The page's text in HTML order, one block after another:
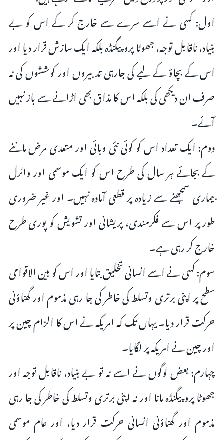
اول: کسی نے اسے سرے سے خارج کر کے اس کو بے
بنیاد، ناقابل توجہ، جھوٹا پروپیگنڈہ بلکہ ایک سازش قرار دیا اور
اس کے بچاؤ کے لیے کی جارہی تدبیروں اور کوششوں کی نہ
صرف ان دیکھی کی بلکہ اس کا مذاق بھی اڑانے سے باز نہیں
آئے۔
دوم: ایک تعداد اس کو کوئی نئی وبائی اور متعدی مرض ماننے
کے بجائے ہر سال کی طرح اس کو ایک موسمی اور وائرل
بیماری سمجھنے سے زیادہ پر قطعی آمادہ نہیں۔ اور غیر ضروری
طور پر اس سے فکرمندی، پریشانی اور تشویش کو پوری طرح
خارج کر رہی ہے۔
سوم: کسی نے اسے انسانی تخلیق بتایا اور اس کو بین الاقوامی
سطح پر اپنی برتری وتسلط کی خاطر کی جا رہی مذموم اور گھناؤنی
حرکت قرار دیا۔ یہاں تک کہ امریکہ نے اس کا الزام چین پر
اور چین نے امریکہ پر لگایا۔
چہارم: بعض لوگوں نے اسے نہ تو بے بنیاد، ناقابل توجہ اور
جھوٹا پروپیگنڈہ مانا اور نہ اپنی برتری وتسلط کی خاطر کی جا رہی
مذموم اور گھناؤنی انسانی حرکت قرار دیا، اور عام موسمی